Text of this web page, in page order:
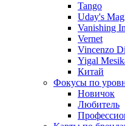
Tango
Uday's
Vanishing
Vernet
Vincenzo
Yigal
Китай
Фокусы по
Новичок
Любитель